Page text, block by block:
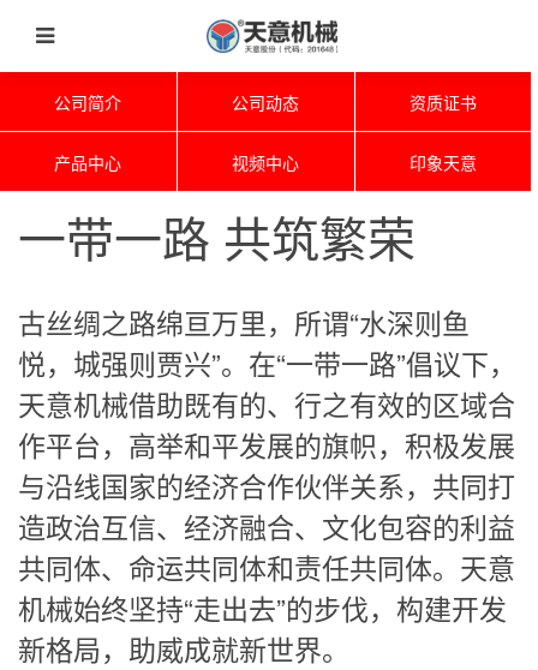
公司简介 公司动态 资质证书
产品中心 视频中心 印象天意
一带一路 共筑繁荣
古丝绸之路绵亘万里，所谓“水深则鱼
悦，城强则贾兴”。在“一带一路”倡议下，
天意机械借助既有的、行之有效的区域合
作平台，高举和平发展的旗帜，积极发展
与沿线国家的经济合作伙伴关系，共同打
造政治互信、经济融合、文化包容的利益
共同体、命运共同体和责任共同体。天意
机械始终坚持“走出去”的步伐，构建开发
新格局，助威成就新世界。